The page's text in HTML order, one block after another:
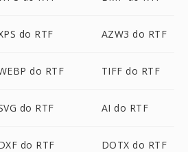
do RTF AZW3 do RTF
do RTF TIFF do RTF
do RTF AI do RTF
do RTF DOTX do RTF